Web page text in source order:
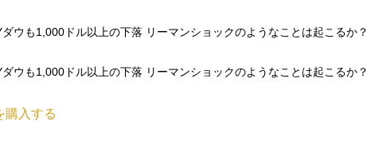
ウも1,000ドル以上の下落 リーマンショックのようなことは起こるか？
ウも1,000ドル以上の下落 リーマンショックのようなことは起こるか？
購入する